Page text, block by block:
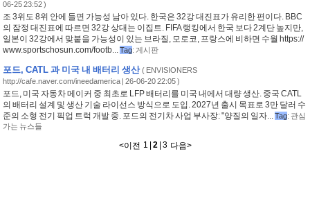
06-25 23:52 )
조 3위도 8위 안에 들면 가능성 남아 있다. 한국은 32강 대진표가 유리한 편이다. BBC
의 잠정 대진표에 따르면 32강 상대는 이집트. FIFA 랭킹에서 한국 보다 2계단 높지만,
일본이 32강에서 맞붙을 가능성이 있는 브라질, 모로코, 프랑스에 비하면 수월 https://
www.sportschosun.com/footb...Tag: 게시판
포드, CATL 과 미국 내 배터리 생산 ( ENVISIONERS
http://cafe.naver.com/ineedamerica| 26-06-20 22:05 )
포드, 미국 자동차 메이커 중 최초로 LFP 배터리를 미국 내에서 대량 생산. 중국 CATL
의 배터리 설계 및 생산 기술 라이선스 방식으로 도입. 2027년 출시 목표로 3만 달러 수
준의 소형 전기 픽업 트럭 개발 중. 포드의 전기차 사업 부사장: "양질의 일자...Tag: 관심
가는 뉴스들
<이전 1 2| 3 다음>